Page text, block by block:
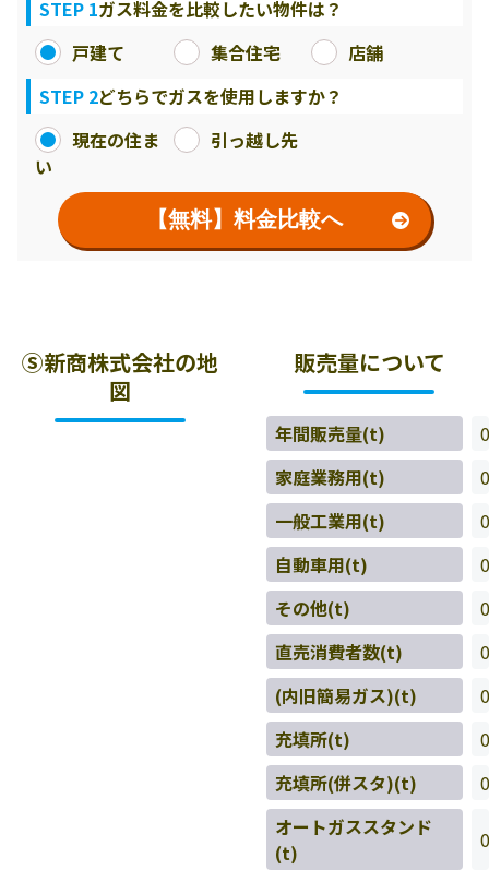
STEP 1ガス料金を比較したい物件は？
戸建て
集合住宅
店舗
STEP 2どちらでガスを使用しますか？
現在の住ま
い
引っ越し先
【無料】料金比較へ
Ⓢ新商株式会社の地
図
販売量について
年間販売量(t)
0
家庭業務用(t)
0
一般工業用(t)
0
自動車用(t)
0
その他(t)
0
直売消費者数(t)
0
(内旧簡易ガス)(t)
0
充填所(t)
0
充填所(併スタ)(t)
0
オートガススタンド
(t)
0